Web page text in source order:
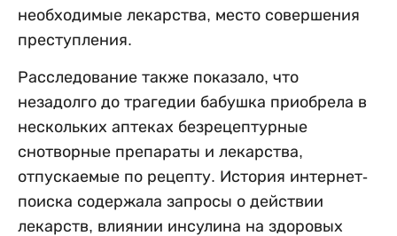
необходимые лекарства, место совершения
преступления.
Расследование также показало, что
незадолго до трагедии бабушка приобрела в
нескольких аптеках безрецептурные
снотворные препараты и лекарства,
отпускаемые по рецепту. История интернет-
поиска содержала запросы о действии
лекарств, влиянии инсулина на здоровых